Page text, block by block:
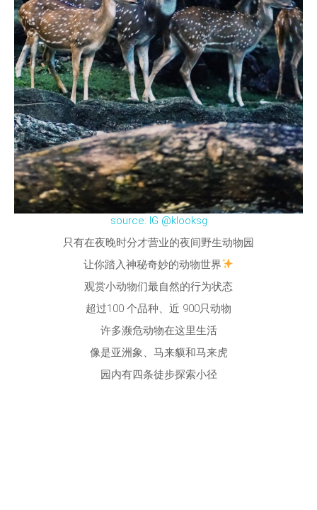
source: IG @klooksg
只有在夜晚时分才营业的夜间野生动物园
让你踏入神秘奇妙的动物世界
观赏小动物们最自然的行为状态
超过100 个品种、近 900只动物
许多濒危动物在这里生活
像是亚洲象、马来貘和马来虎
园内有四条徒步探索小径